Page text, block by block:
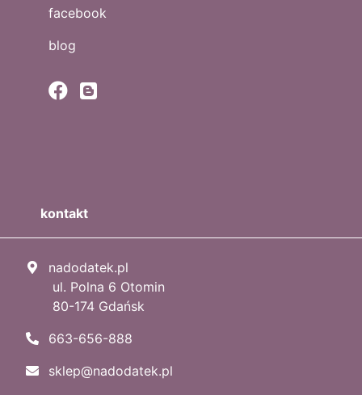
facebook
blog
kontakt
nadodatek.pl
ul. Polna 6 Otomin
80-174 Gdańsk
663-656-888
sklep@nadodatek.pl